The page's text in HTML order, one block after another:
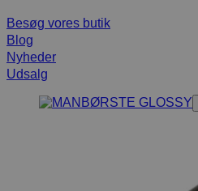
Besøg vores butik
Blog
Nyheder
Udsalg